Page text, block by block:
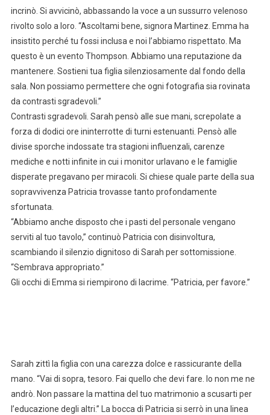
incrinò. Si avvicinò, abbassando la voce a un sussurro velenoso
rivolto solo a loro. “Ascoltami bene, signora Martinez. Emma ha
insistito perché tu fossi inclusa e noi l’abbiamo rispettato. Ma
questo è un evento Thompson. Abbiamo una reputazione da
mantenere. Sostieni tua figlia silenziosamente dal fondo della
sala. Non possiamo permettere che ogni fotografia sia rovinata
da contrasti sgradevoli.”
Contrasti sgradevoli. Sarah pensò alle sue mani, screpolate a
forza di dodici ore ininterrotte di turni estenuanti. Pensò alle
divise sporche indossate tra stagioni influenzali, carenze
mediche e notti infinite in cui i monitor urlavano e le famiglie
disperate pregavano per miracoli. Si chiese quale parte della sua
sopravvivenza Patricia trovasse tanto profondamente
sfortunata.
“Abbiamo anche disposto che i pasti del personale vengano
serviti al tuo tavolo,” continuò Patricia con disinvoltura,
scambiando il silenzio dignitoso di Sarah per sottomissione.
“Sembrava appropriato.”
Gli occhi di Emma si riempirono di lacrime. “Patricia, per favore.”
Sarah zittì la figlia con una carezza dolce e rassicurante della
mano. “Vai di sopra, tesoro. Fai quello che devi fare. Io non me ne
andrò. Non passare la mattina del tuo matrimonio a scusarti per
l’educazione degli altri.” La bocca di Patricia si serrò in una linea